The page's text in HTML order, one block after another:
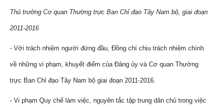
Thủ trưởng Cơ quan Thường trực Ban Chỉ đạo Tây Nam bộ, giai đoạn
2011-2016
- Với trách nhiệm người đứng đầu, Đồng chí chịu trách nhiệm chính
về những vi phạm, khuyết điểm của Đảng ủy và Cơ quan Thường
trực Ban Chỉ đạo Tây Nam bộ giai đoạn 2011-2016.
- Vi phạm Quy chế làm việc, nguyên tắc tập trung dân chủ trong việc